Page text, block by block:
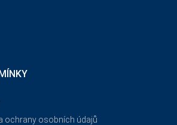
ochrany osobních údajů